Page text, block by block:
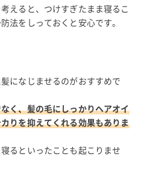
えると、つけすぎたまま寝るこ
法をしっておくと安心です。
になじませるのがおすすめで
く、髪の毛にしっかりヘアオイ
りを抑えてくれる効果もありま
るといったことも起こりませ